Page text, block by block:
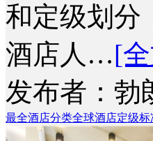
和定级划分
酒店人…[
发布者：勃
最全酒店分类全球酒店定级标